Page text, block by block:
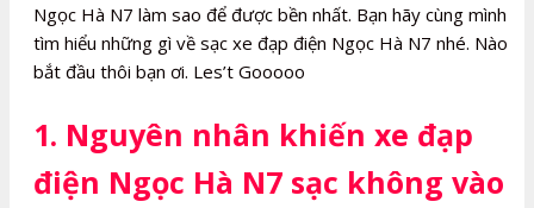
Ngọc Hà N7 làm sao để được bền nhất. Bạn hãy cùng mình
tìm hiểu những gì về sạc xe đạp điện Ngọc Hà N7 nhé. Nào
bắt đầu thôi bạn ơi. Les’t Gooooo
1. Nguyên nhân khiến xe đạp
điện Ngọc Hà N7 sạc không vào